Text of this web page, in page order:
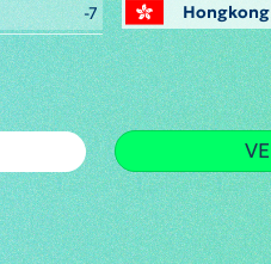
-7
Hongkong